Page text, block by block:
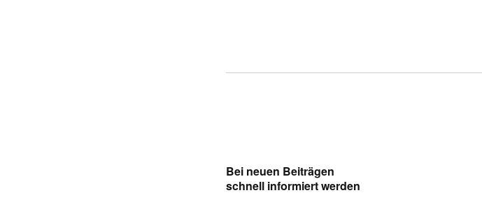
Bei neuen Beiträgen
schnell informiert werden